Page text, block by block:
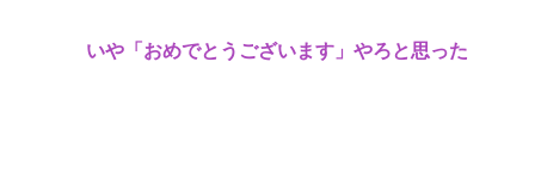
いや「おめでとうございます」やろと思った